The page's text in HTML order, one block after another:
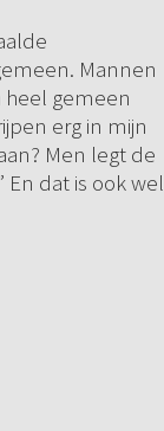
Mannen
heel gemeen
erg in mijn
Men legt de
En dat is ook wel